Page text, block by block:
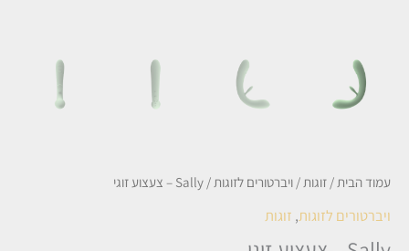
עמוד הבית / זוגות / ויברטורים לזוגות / Sally – צעצוע זוגי
ויברטורים לזוגות, זוגות